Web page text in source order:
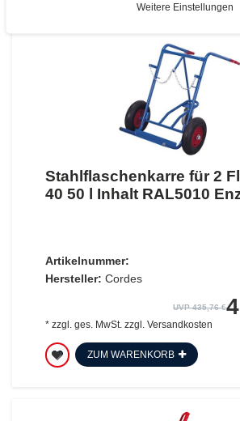
Stahlflaschenkarre für 2
40 50 l Inhalt RAL5010
Artikelnummer:
Hersteller: Cordes
UVP 435,76 €
* zzgl. ges. MwSt. zzgl. Versandkosten
ZUM WARENKORB
Weitere Einstellungen